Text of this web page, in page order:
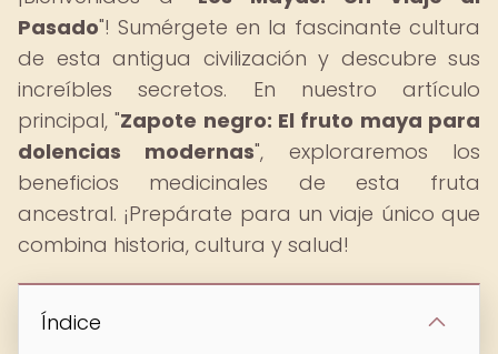
Pasado"! Sumérgete en la fascinante cultura
de esta antigua civilización y descubre sus
increíbles secretos. En nuestro artículo
principal, "Zapote negro: El fruto maya para
dolencias modernas", exploraremos los
beneficios medicinales de esta fruta
ancestral. ¡Prepárate para un viaje único que
combina historia, cultura y salud!
Índice